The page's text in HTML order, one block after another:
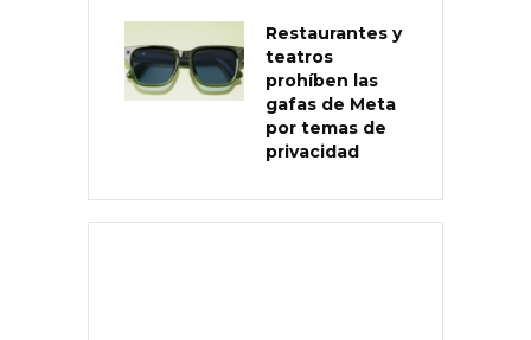
Restaurantes y
teatros
prohíben las
gafas de Meta
por temas de
privacidad